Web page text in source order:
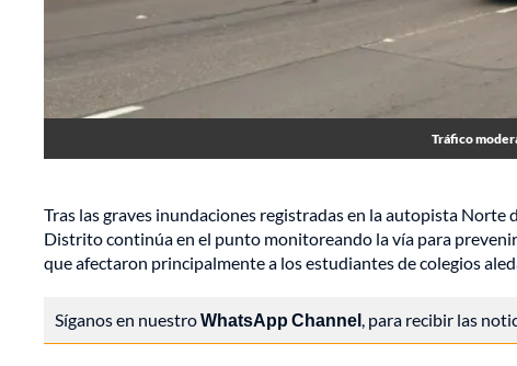
Tráfico
Tras las graves inundaciones registradas en la autopista
Distrito continúa en el punto monitoreando la vía para
que afectaron principalmente a los estudiantes de colegios
Síganos en nuestroWhatsApp Channel, para recibir las